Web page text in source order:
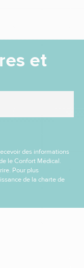
et
des informations
le Confort Médical.
Pour plus
de la charte de